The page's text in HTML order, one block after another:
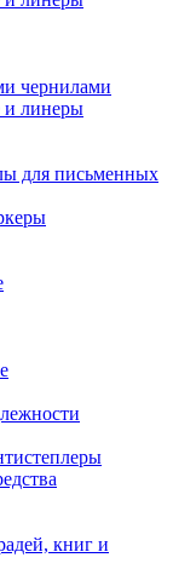
чернилами
и линеры
для письменных
книг и